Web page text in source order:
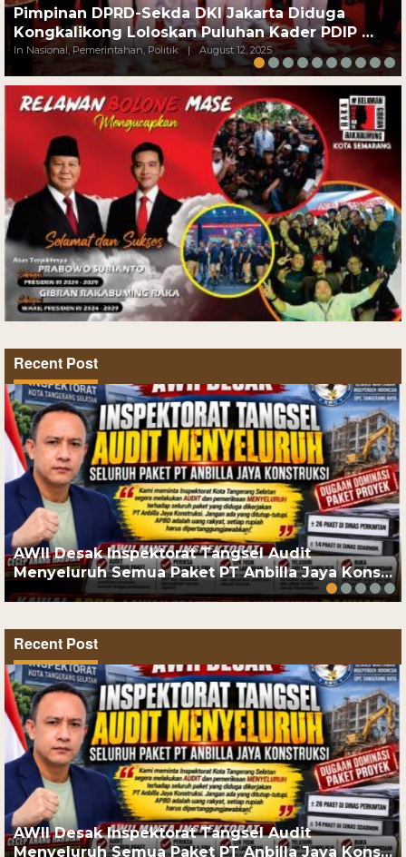
Pimpinan DPRD-Sekda DKI Jakarta Diduga
Kongkalikong Loloskan Puluhan Kader PDIP …
In Nasional, Pemerintahan, Politik | August 12, 2025
Recent Post
AWII Desak Inspektorat Tangsel Audit
Menyeluruh Semua Paket PT Anbilla Jaya Kons…
Recent Post
AWII Desak Inspektorat Tangsel Audit
Menyeluruh Semua Paket PT Anbilla Jaya Kons…